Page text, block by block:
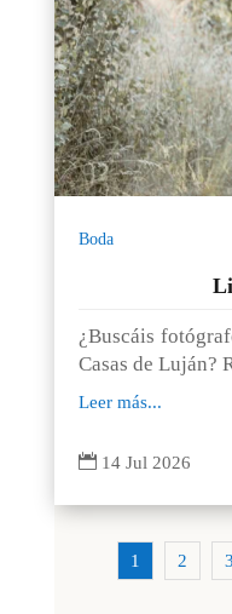
Boda
¿Buscáis
Casas de Luján?
Leer más...
 14 Jul 2026
1 2 3